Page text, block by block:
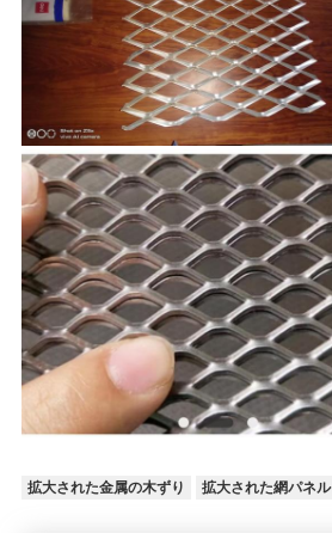
拡大された金属の木ずり 拡大された網パネル